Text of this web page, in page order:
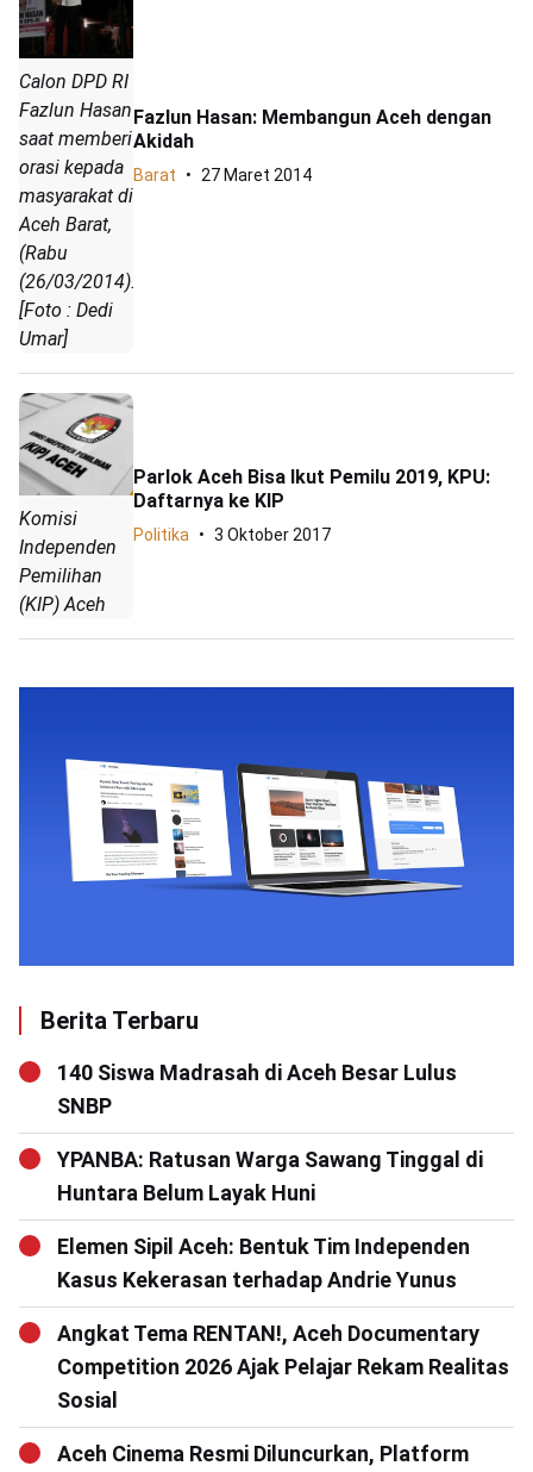
Calon DPD RI
Fazlun Hasan
saat memberi
orasi kepada
masyarakat di
Aceh Barat,
(Rabu
(26/03/2014).
[Foto : Dedi
Umar]
Fazlun Hasan: Membangun Aceh dengan
Akidah
Barat 27 Maret 2014
Komisi
Independen
Pemilihan
(KIP) Aceh
Parlok Aceh Bisa Ikut Pemilu 2019, KPU:
Daftarnya ke KIP
Politika 3 Oktober 2017
Berita Terbaru
140 Siswa Madrasah di Aceh Besar Lulus
SNBP
YPANBA: Ratusan Warga Sawang Tinggal di
Huntara Belum Layak Huni
Elemen Sipil Aceh: Bentuk Tim Independen
Kasus Kekerasan terhadap Andrie Yunus
Angkat Tema RENTAN!, Aceh Documentary
Competition 2026 Ajak Pelajar Rekam Realitas
Sosial
Aceh Cinema Resmi Diluncurkan, Platform